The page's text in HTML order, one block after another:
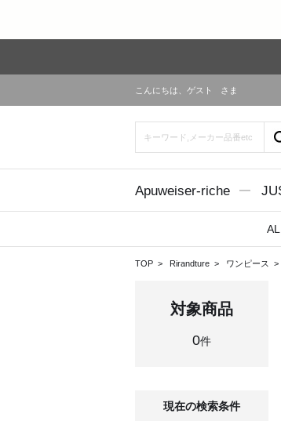
こんにちは、 ゲスト さま
Apuweiser-riche
TOP Rirandture ワンピース
対象商品
0件
現在の検索条件